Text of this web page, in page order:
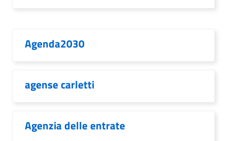
Agenda2030
agense carletti
Agenzia delle entrate